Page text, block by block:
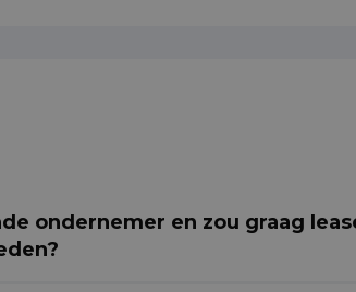
ondernemer en zou graag